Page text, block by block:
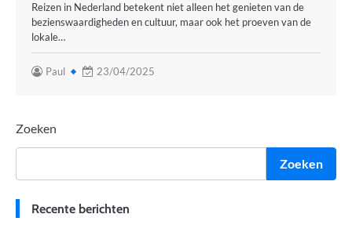
Reizen in Nederland betekent niet alleen het genieten van de
bezienswaardigheden en cultuur, maar ook het proeven van de
lokale…
Paul 23/04/2025
Zoeken
Zoeken
Recente berichten